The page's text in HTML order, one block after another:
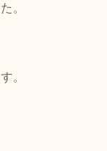
。
。